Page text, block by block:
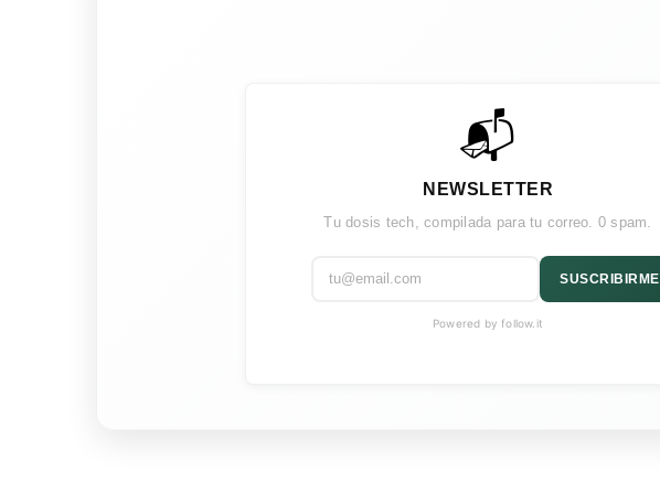
📬
NEWSLETTER
Tu dosis tech, compilada para tu correo. 0 spam.
SUSCRIBIRME
Powered by follow.it